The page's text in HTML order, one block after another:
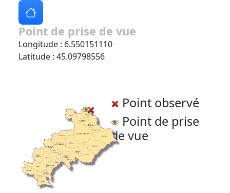
Point de prise de vue
Longitude : 6.550151110
Latitude : 45.09798556
Point observé
Point de prise
de vue